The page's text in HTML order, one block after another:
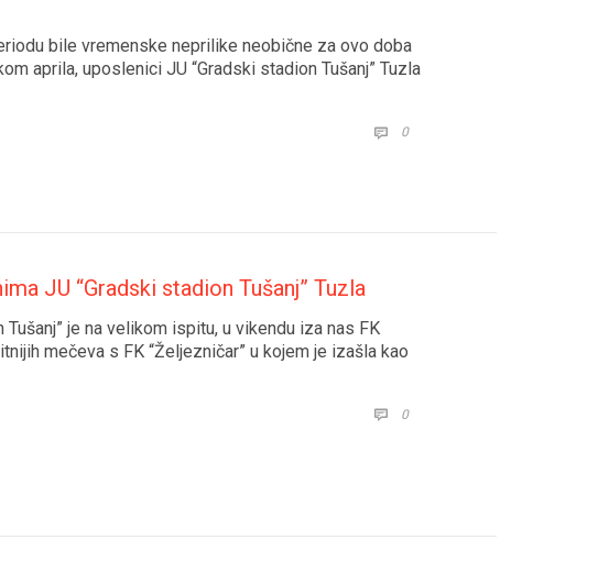
bile vremenske neprilike neobične za ovo doba
aprila, uposlenici JU “Gradski stadion Tušanj” Tuzla
 0COMMENTS
JU “Gradski stadion Tušanj” Tuzla
je na velikom ispitu, u vikendu iza nas FK
mečeva s FK “Željezničar” u kojem je izašla kao
 0COMMENTS